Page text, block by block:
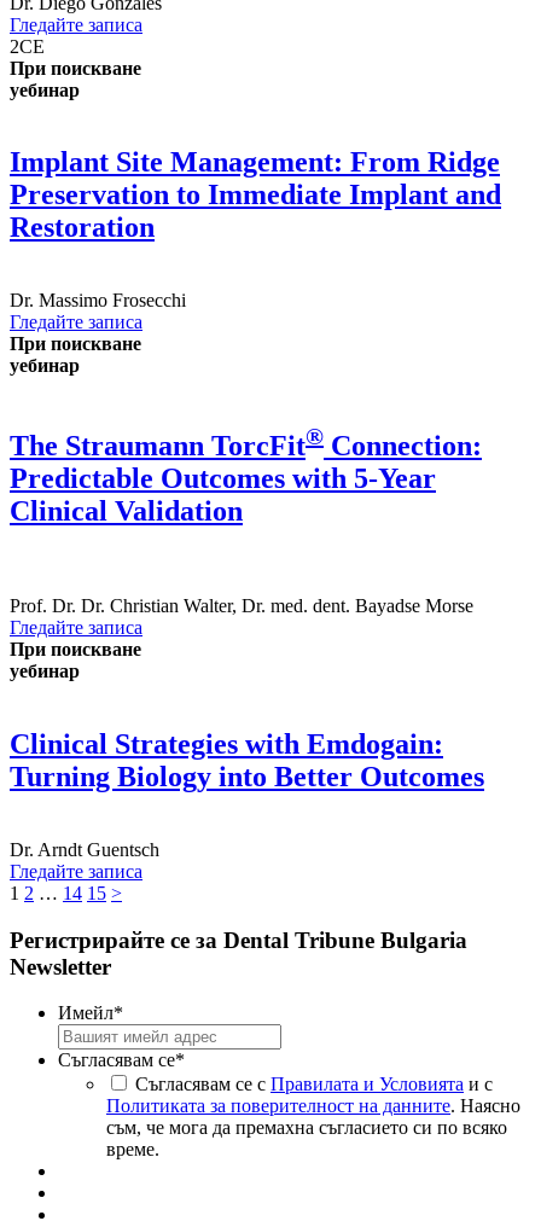
Гледайте записа
2CE
При поискване
уебинар
Implant Site Management: From Ridge
Preservation to Immediate Implant and
Restoration
Dr. Massimo Frosecchi
Гледайте записа
При поискване
уебинар
The Straumann TorcFit® Connection:
Predictable Outcomes with 5-Year
Clinical Validation
Prof. Dr. Dr. Christian Walter, Dr. med. dent. Bayadse Morse
Гледайте записа
При поискване
уебинар
Clinical Strategies with Emdogain:
Turning Biology into Better Outcomes
Dr. Arndt Guentsch
Гледайте записа
1 2 … 14 15 >
Регистрирайте се за Dental Tribune Bulgaria
Newsletter
Имейл*
Съгласявам се*
Съгласявам се с Правилата и Условията и с
Политиката за поверителност на данните. Наясно
съм, че мога да премахна съгласието си по всяко
време.